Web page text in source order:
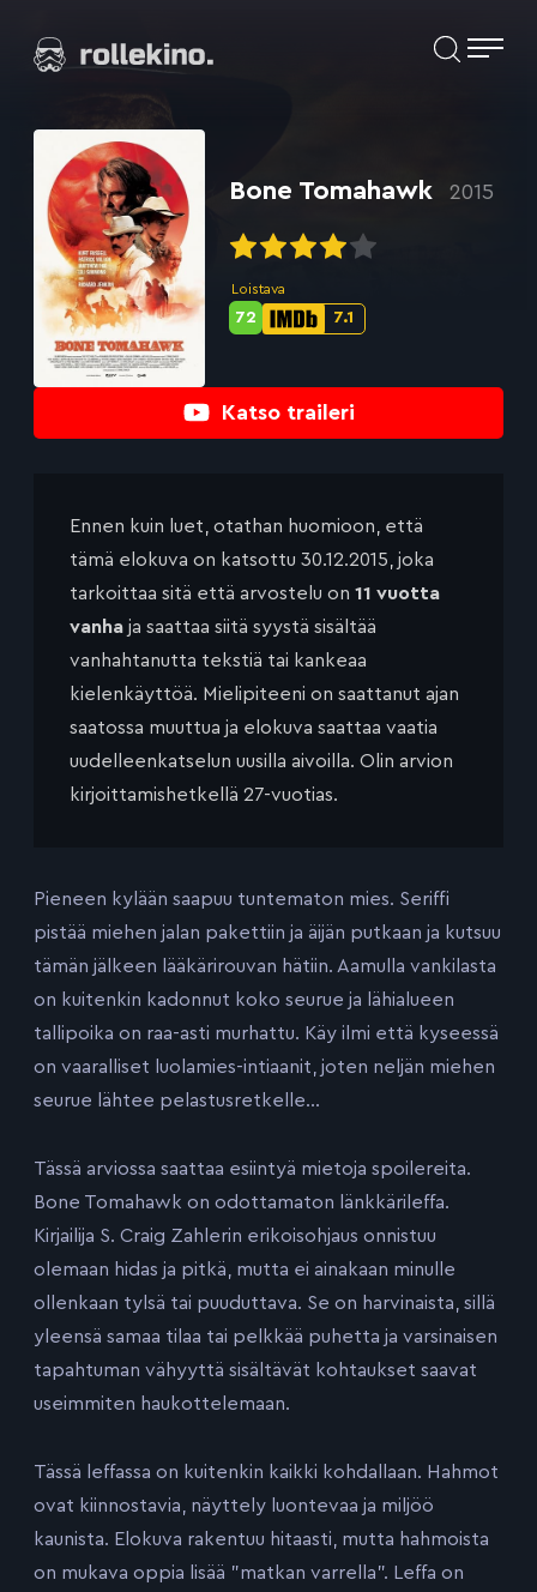
suoraan
Elokuvat ja elokuva-arviot | Rollekino.fi
jälkeen.
Katso traileri
Bone Tomahawk 2015
Loistava
IMDb-
7.1
Metascore-
72
Ennen kuin luet, otathan huomioon, että
tämä elokuva on katsottu 30.12.2015, joka
tarkoittaa sitä että arvostelu on 11 vuotta
vanha ja saattaa siitä syystä sisältää
vanhahtanutta tekstiä tai kankeaa
kielenkäyttöä. Mielipiteeni on saattanut ajan
saatossa muuttua ja elokuva saattaa vaatia
uudelleenkatselun uusilla aivoilla. Olin arvion
kirjoittamishetkellä 27-vuotias.
Pieneen kylään saapuu tuntematon mies. Seriffi
pistää miehen jalan pakettiin ja äijän putkaan ja kutsuu
tämän jälkeen lääkärirouvan hätiin. Aamulla vankilasta
on kuitenkin kadonnut koko seurue ja lähialueen
tallipoika on raa-asti murhattu. Käy ilmi että kyseessä
on vaaralliset luolamies-intiaanit, joten neljän miehen
seurue lähtee pelastusretkelle…
Tässä arviossa saattaa esiintyä mietoja spoilereita.
Bone Tomahawk on odottamaton länkkärileffa.
Kirjailija S. Craig Zahlerin erikoisohjaus onnistuu
olemaan hidas ja pitkä, mutta ei ainakaan minulle
ollenkaan tylsä tai puuduttava. Se on harvinaista, sillä
yleensä samaa tilaa tai pelkkää puhetta ja varsinaisen
tapahtuman vähyyttä sisältävät kohtaukset saavat
useimmiten haukottelemaan.
Tässä leffassa on kuitenkin kaikki kohdallaan. Hahmot
ovat kiinnostavia, näyttely luontevaa ja miljöö
kaunista. Elokuva rakentuu hitaasti, mutta hahmoista
on mukava oppia lisää ”matkan varrella”. Leffa on